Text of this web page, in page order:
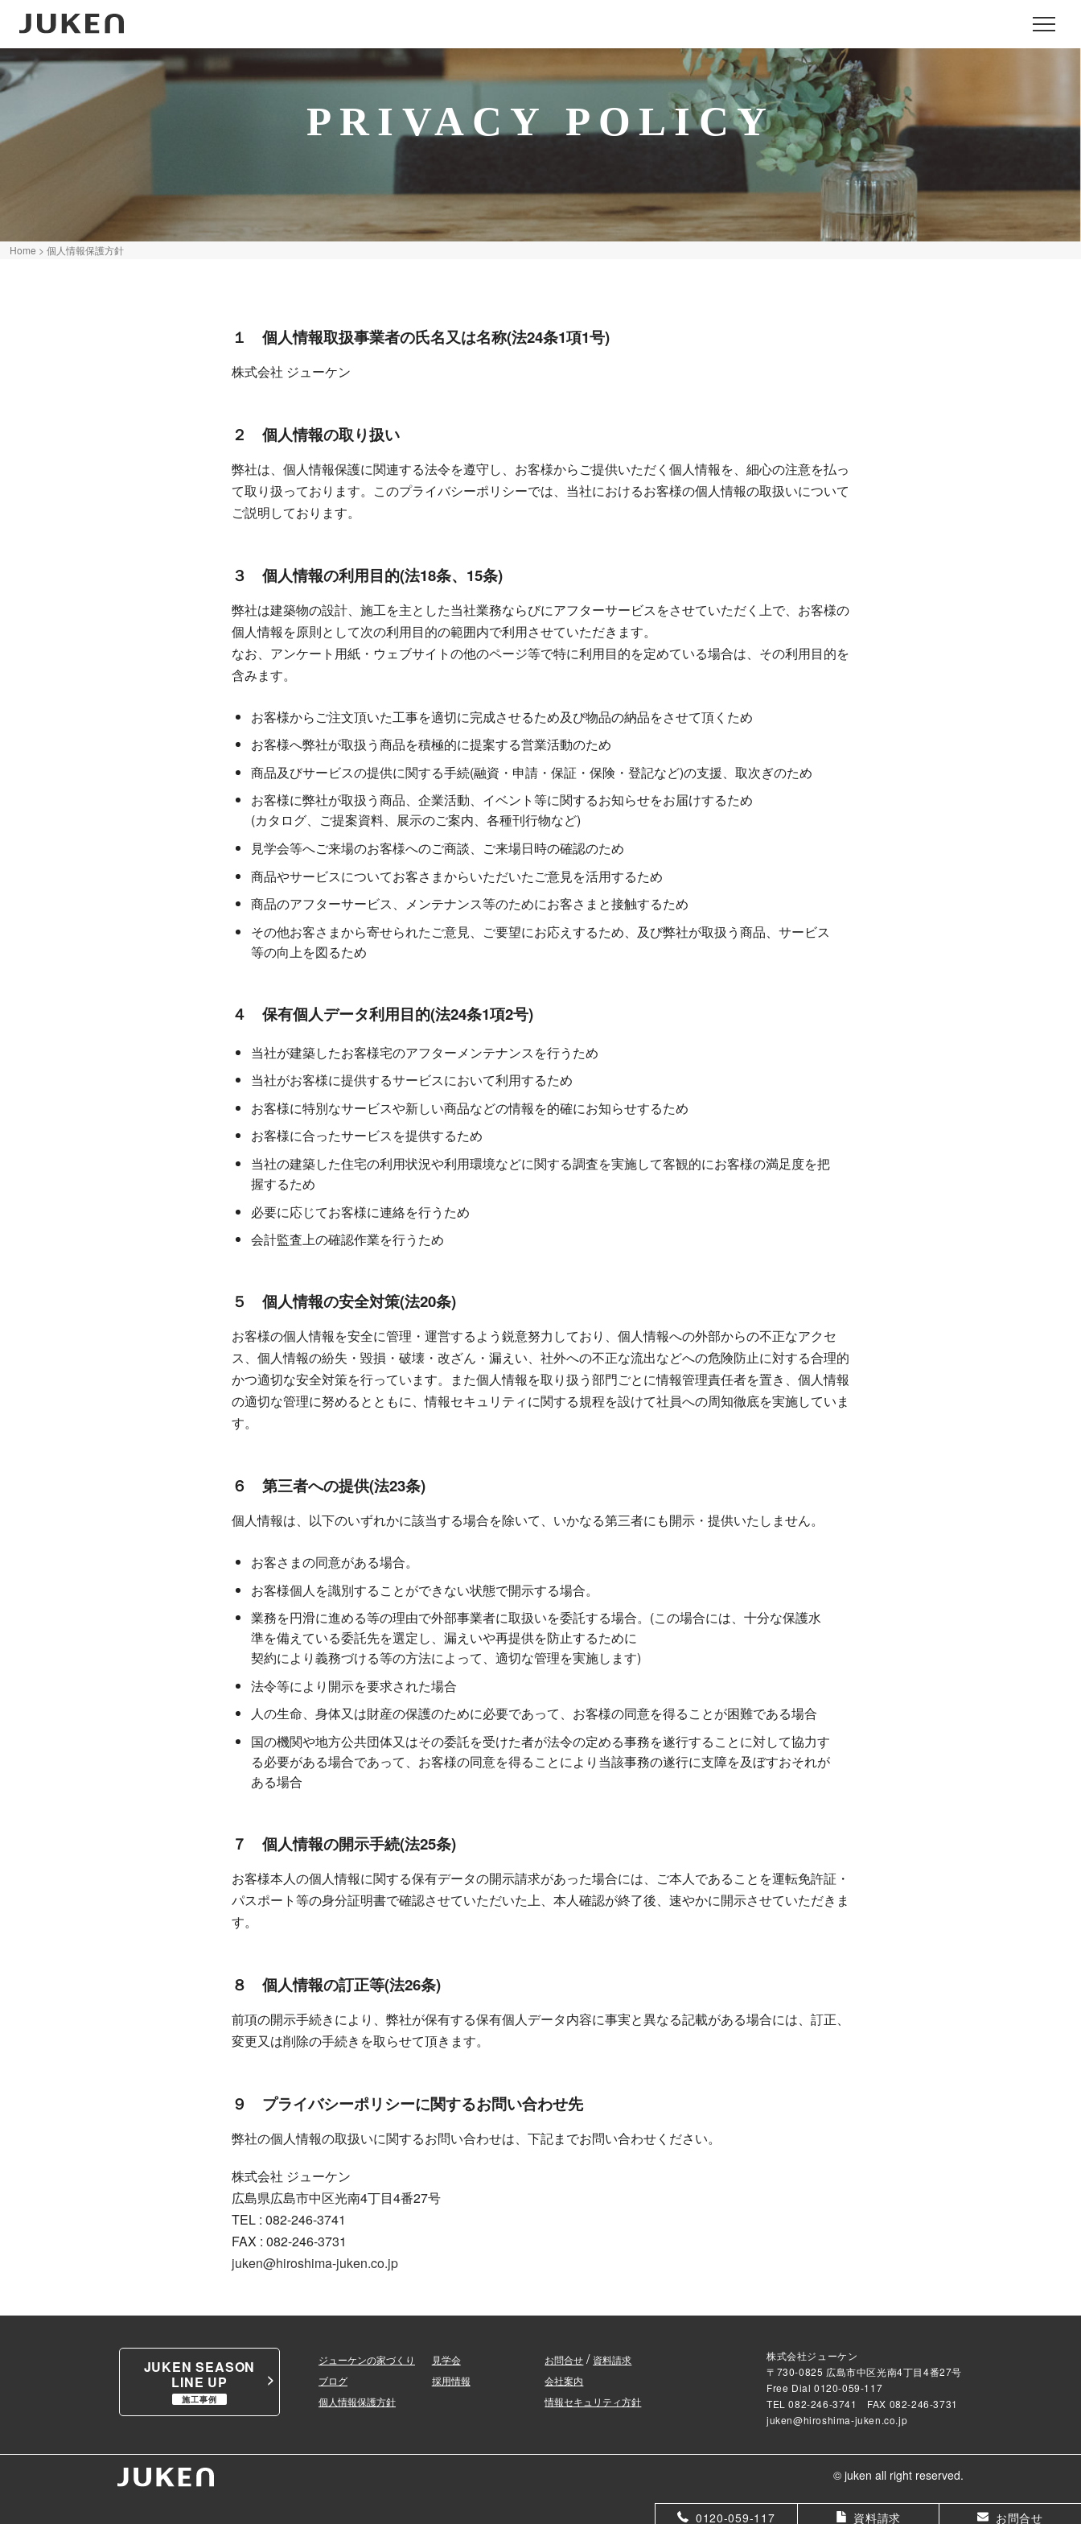
メニ
PRIVACY POLICY
Home > 個人情報保護方針
１ 個人情報取扱事業者の氏名又は名称(法24条1項1号)
株式会社 ジューケン
２ 個人情報の取り扱い
弊社は、個人情報保護に関連する法令を遵守し、お客様からご提供いただく個人情報を、細心の注意を払っ
て取り扱っております。このプライバシーポリシーでは、当社におけるお客様の個人情報の取扱いについて
ご説明しております。
３ 個人情報の利用目的(法18条、15条)
弊社は建築物の設計、施工を主とした当社業務ならびにアフターサービスをさせていただく上で、お客様の
個人情報を原則として次の利用目的の範囲内で利用させていただきます。
なお、アンケート用紙・ウェブサイトの他のページ等で特に利用目的を定めている場合は、その利用目的を
含みます。
お客様からご注文頂いた工事を適切に完成させるため及び物品の納品をさせて頂くため
お客様へ弊社が取扱う商品を積極的に提案する営業活動のため
商品及びサービスの提供に関する手続(融資・申請・保証・保険・登記など)の支援、取次ぎのため
お客様に弊社が取扱う商品、企業活動、イベント等に関するお知らせをお届けするため
(カタログ、ご提案資料、展示のご案内、各種刊行物など)
見学会等へご来場のお客様へのご商談、ご来場日時の確認のため
商品やサービスについてお客さまからいただいたご意見を活用するため
商品のアフターサービス、メンテナンス等のためにお客さまと接触するため
その他お客さまから寄せられたご意見、ご要望にお応えするため、及び弊社が取扱う商品、サービス
等の向上を図るため
４ 保有個人データ利用目的(法24条1項2号)
当社が建築したお客様宅のアフターメンテナンスを行うため
当社がお客様に提供するサービスにおいて利用するため
お客様に特別なサービスや新しい商品などの情報を的確にお知らせするため
お客様に合ったサービスを提供するため
当社の建築した住宅の利用状況や利用環境などに関する調査を実施して客観的にお客様の満足度を把
握するため
必要に応じてお客様に連絡を行うため
会計監査上の確認作業を行うため
５ 個人情報の安全対策(法20条)
お客様の個人情報を安全に管理・運営するよう鋭意努力しており、個人情報への外部からの不正なアクセ
ス、個人情報の紛失・毀損・破壊・改ざん・漏えい、社外への不正な流出などへの危険防止に対する合理的
かつ適切な安全対策を行っています。また個人情報を取り扱う部門ごとに情報管理責任者を置き、個人情報
の適切な管理に努めるとともに、情報セキュリティに関する規程を設けて社員への周知徹底を実施していま
す。
６ 第三者への提供(法23条)
個人情報は、以下のいずれかに該当する場合を除いて、いかなる第三者にも開示・提供いたしません。
お客さまの同意がある場合。
お客様個人を識別することができない状態で開示する場合。
業務を円滑に進める等の理由で外部事業者に取扱いを委託する場合。(この場合には、十分な保護水
準を備えている委託先を選定し、漏えいや再提供を防止するために
契約により義務づける等の方法によって、適切な管理を実施します)
法令等により開示を要求された場合
人の生命、身体又は財産の保護のために必要であって、お客様の同意を得ることが困難である場合
国の機関や地方公共団体又はその委託を受けた者が法令の定める事務を遂行することに対して協力す
る必要がある場合であって、お客様の同意を得ることにより当該事務の遂行に支障を及ぼすおそれが
ある場合
７ 個人情報の開示手続(法25条)
お客様本人の個人情報に関する保有データの開示請求があった場合には、ご本人であることを運転免許証・
パスポート等の身分証明書で確認させていただいた上、本人確認が終了後、速やかに開示させていただきま
す。
８ 個人情報の訂正等(法26条)
前項の開示手続きにより、弊社が保有する保有個人データ内容に事実と異なる記載がある場合には、訂正、
変更又は削除の手続きを取らせて頂きます。
９ プライバシーポリシーに関するお問い合わせ先
弊社の個人情報の取扱いに関するお問い合わせは、下記までお問い合わせください。
株式会社 ジューケン
広島県広島市中区光南4丁目4番27号
TEL : 082-246-3741
FAX : 082-246-3731
juken@hiroshima-juken.co.jp
JUKEN SEASON
LINE UP
施工事例
ジューケンの家づくり 見学会 お問合せ / 資料請求
ブログ
採用情報
会社案内
個人情報保護方針
情報セキュリティ方針
株式会社ジューケン
〒730-0825 広島市中区光南4丁目4番27号
Free Dial 0120-059-117
TEL082-246-3741
FAX 082-246-3731
juken@hiroshima-juken.co.jp
© juken all right reserved.
0120-059-117 資料請求 お問合せ